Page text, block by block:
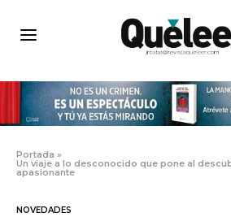
Portada »
Un viaje a lo desconocido que pone al
apasionante
NOVEDADES